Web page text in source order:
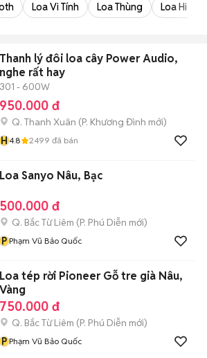
Loa Vi Tính Loa Thùng Loa Hi-Fi,
Thanh lý đôi loa cây Power Audio,
nghe rất hay
301 - 600W
950.000 đ
Q. Thanh Xuân (P. Khương Đình mới)
H4.8 2499 đã bán
Loa Sanyo Nâu, Bạc
500.000 đ
Q. Bắc Từ Liêm (P. Phú Diễn mới)
P Phạm Vũ Bảo Quốc
Loa tép rời Pioneer Gỗ tre già Nâu,
Vàng
750.000 đ
Q. Bắc Từ Liêm (P. Phú Diễn mới)
P Phạm Vũ Bảo Quốc